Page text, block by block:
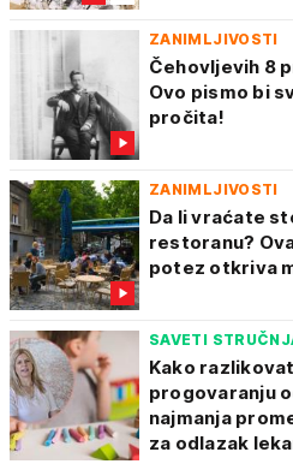
ZANIMLJIVOSTI
Čehovljevih 8
Ovo pismo bi
pročita!
ZANIMLJIVOSTI
Da li vraćate
restoranu?
potez otkriva
SAVETI
Kako
progovaranju
najmanja
za odlazak